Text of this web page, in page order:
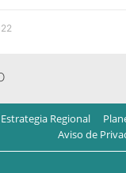
Estrategia Regional
Aviso de